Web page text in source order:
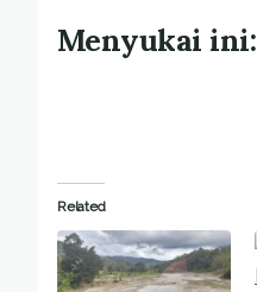
Menyukai ini:
Related